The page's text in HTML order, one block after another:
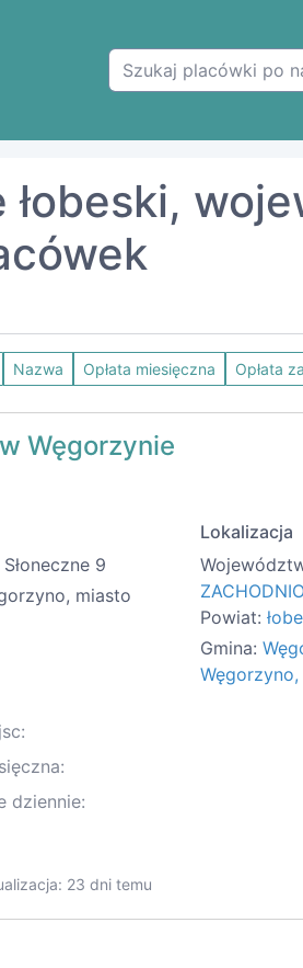
Nazwa Opłata miesięczna Opłata
Węgorzynie
9
miasto
Lokalizacja
Powiat:
Gmina:
dziennie:
23 dni temu